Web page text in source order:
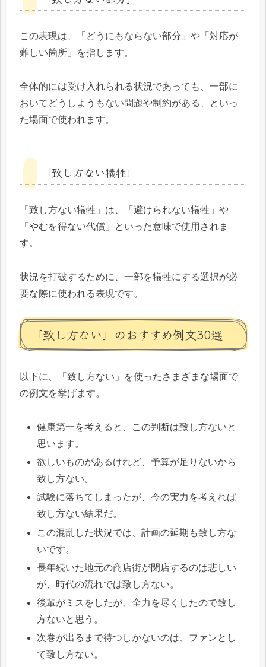
この表現は、「どうにもならない部分」や「対応が
難しい箇所」を指します。
全体的には受け入れられる状況であっても、一部に
おいてどうしようもない問題や制約がある、といっ
た場面で使われます。
「致し方ない犠牲」
「致し方ない犠牲」は、「避けられない犠牲」や
「やむを得ない代償」といった意味で使用されま
す。
状況を打破するために、一部を犠牲にする選択が必
要な際に使われる表現です。
「致し方ない」のおすすめ例文30選
以下に、「致し方ない」を使ったさまざまな場面で
の例文を挙げます。
健康第一を考えると、この判断は致し方ないと
思います。
欲しいものがあるけれど、予算が足りないから
致し方ない。
試験に落ちてしまったが、今の実力を考えれば
致し方ない結果だ。
この混乱した状況では、計画の延期も致し方な
いです。
長年続いた地元の商店街が閉店するのは悲しい
が、時代の流れでは致し方ない。
後輩がミスをしたが、全力を尽くしたので致し
方ないと思う。
次巻が出るまで待つしかないのは、ファンとし
て致し方ない。